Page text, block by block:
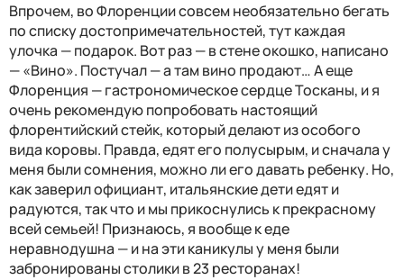
Впрочем, во Флоренции совсем необязательно бегать
по списку достопримечательностей, тут каждая
улочка — подарок. Вот раз — в стене окошко, написано
— «Вино». Постучал — а там вино продают… А еще
Флоренция — гастрономическое сердце Тосканы, и я
очень рекомендую попробовать настоящий
флорентийский стейк, который делают из особого
вида коровы. Правда, едят его полусырым, и сначала у
меня были сомнения, можно ли его давать ребенку. Но,
как заверил официант, итальянские дети едят и
радуются, так что и мы прикоснулись к прекрасному
всей семьей! Признаюсь, я вообще к еде
неравнодушна — и на эти каникулы у меня были
забронированы столики в 23 ресторанах!